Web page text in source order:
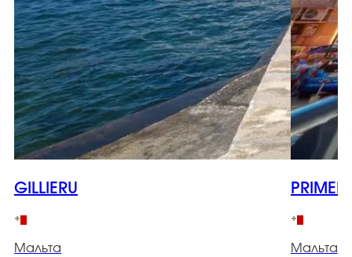
GILLIERU
Мальта Мальта